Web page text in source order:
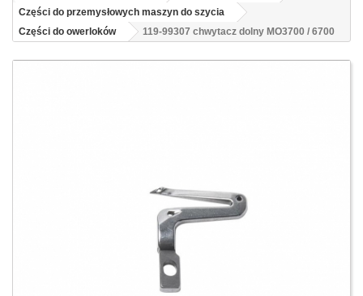
Części do przemysłowych maszyn do szycia
Części do owerloków
119-99307 chwytacz dolny MO3700 / 6700